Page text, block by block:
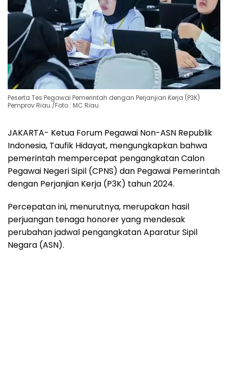
Peserta Tes Pegawai Pemerintah dengan Perjanjian Kerja (P3K)
Pemprov Riau./Foto : MC Riau
JAKARTA- Ketua Forum Pegawai Non-ASN Republik
Indonesia, Taufik Hidayat, mengungkapkan bahwa
pemerintah mempercepat pengangkatan Calon
Pegawai Negeri Sipil (CPNS) dan Pegawai Pemerintah
dengan Perjanjian Kerja (P3K) tahun 2024.
Percepatan ini, menurutnya, merupakan hasil
perjuangan tenaga honorer yang mendesak
perubahan jadwal pengangkatan Aparatur Sipil
Negara (ASN).